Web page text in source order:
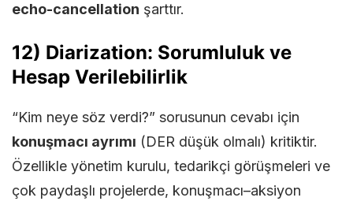
echo-cancellation şarttır.
12) Diarization: Sorumluluk ve
Hesap Verilebilirlik
“Kim neye söz verdi?” sorusunun cevabı için
konuşmacı ayrımı (DER düşük olmalı) kritiktir.
Özellikle yönetim kurulu, tedarikçi görüşmeleri ve
çok paydaşlı projelerde, konuşmacı–aksiyon